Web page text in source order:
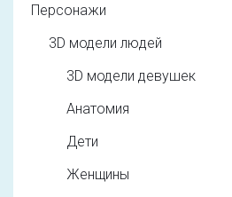
Персонажи
3D модели людей
3D модели девушек
Анатомия
Дети
Женщины